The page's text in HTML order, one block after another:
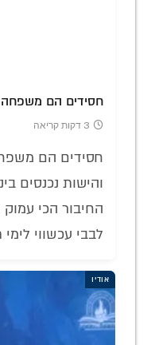
חסידים הם משפחה
3 דקות קריאה
חסידים הם
והישות נכנסים
החיבור הכי עמוק
לבבי עכשווי
אודיו